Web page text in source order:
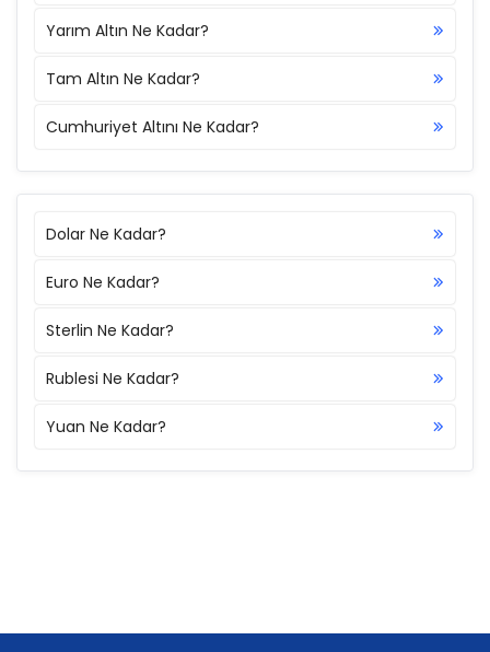
Yarım Altın Ne Kadar?
Tam Altın Ne Kadar?
Cumhuriyet Altını Ne Kadar?
Dolar Ne Kadar?
Euro Ne Kadar?
Sterlin Ne Kadar?
Rublesi Ne Kadar?
Yuan Ne Kadar?